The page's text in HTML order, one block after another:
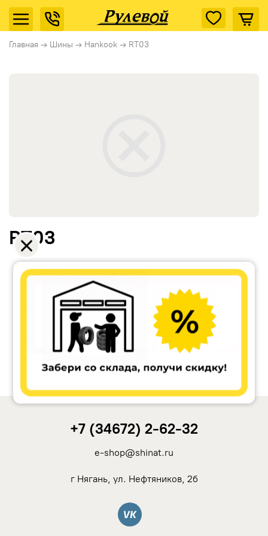
Главная → Шины → Hankook → RT03
Ikon Tyres (Nokian Tyres)
Rotalla
RT03
+7 (34672) 2-62-32
e-shop@shinat.ru
г Нягань, ул. Нефтяников, 2б
Вконтакте